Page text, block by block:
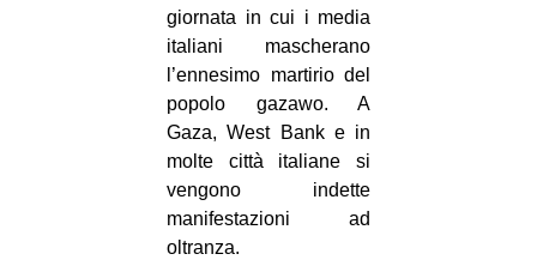
giornata in cui i media
italiani mascherano
l’ennesimo martirio del
popolo gazawo. A
Gaza, West Bank e in
molte città italiane si
vengono indette
manifestazioni ad
oltranza.